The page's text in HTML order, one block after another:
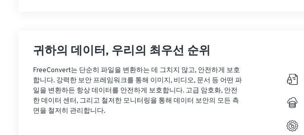
귀하의 데이터, 우리의 최우선 순위
FreeConvert는 단순히 파일을 변환하는 데 그치지 않고, 안전하게 보호
합니다. 강력한 보안 프레임워크를 통해 이미지, 비디오, 문서 등 어떤 파
일을 변환하든 항상 데이터를 안전하게 보호합니다. 고급 암호화, 안전
한 데이터 센터, 그리고 철저한 모니터링을 통해 데이터 보안의 모든 측
면을 철저히 관리합니다.